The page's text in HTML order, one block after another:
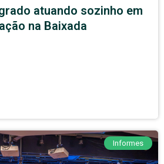
atuando sozinho em
na Baixada
Informes